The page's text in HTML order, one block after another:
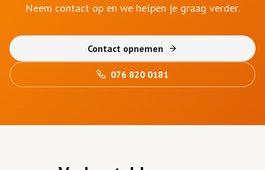
Neem contact op en we helpen je graag verder.
Contact opnemen
076 820 0181